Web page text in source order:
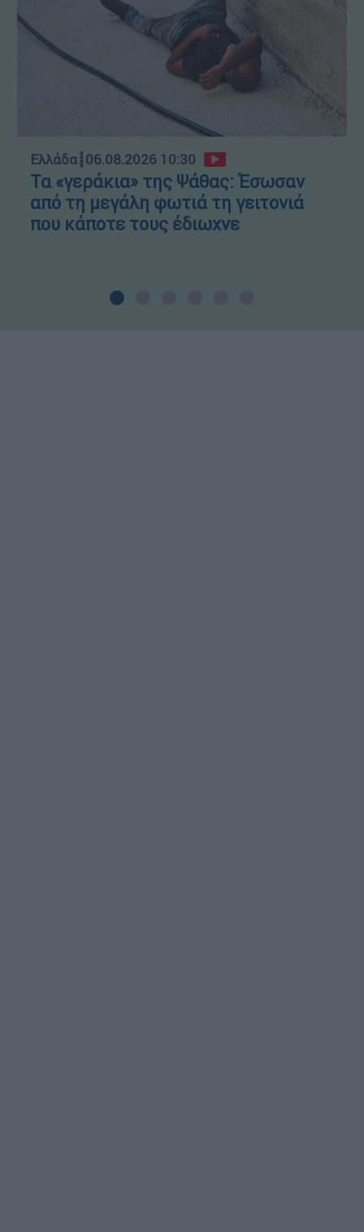
Ελλάδα┋06.08.2026 10:30
Τα «γεράκια» της Ψάθας: Έσωσαν
από τη μεγάλη φωτιά τη γειτονιά
που κάποτε τους έδιωχνε